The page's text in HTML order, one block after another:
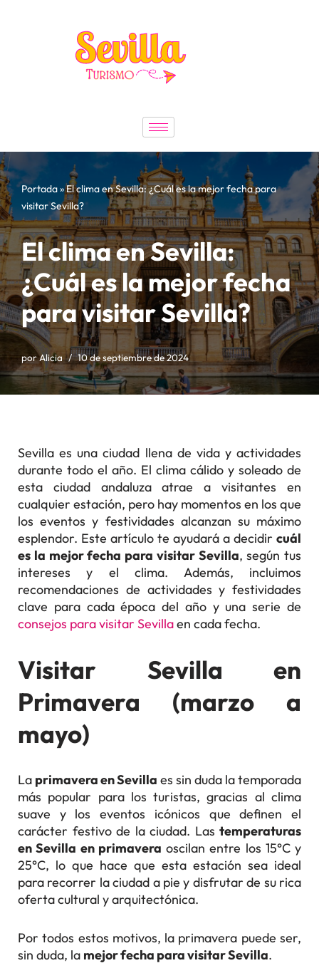
Portada»El clima en Sevilla: ¿Cuál es la mejor fecha para
visitar Sevilla?
El clima en Sevilla:
¿Cuál es la mejor fecha
para visitar Sevilla?
porAlicia 10 de septiembre de 2024
Sevilla es una ciudad llena de vida y actividades
durante todo el año. El clima cálido y soleado de
esta ciudad andaluza atrae a visitantes en
cualquier estación, pero hay momentos en los que
los eventos y festividades alcanzan su máximo
esplendor. Este artículo te ayudará a decidir cuál
es la mejor fecha para visitar Sevilla, según tus
intereses y el clima. Además, incluimos
recomendaciones de actividades y festividades
clave para cada época del año y una serie de
consejos para visitar Sevillaen cada fecha.
Visitar Sevilla en
Primavera (marzo a
mayo)
La primavera en Sevilla es sin duda la temporada
más popular para los turistas, gracias al clima
suave y los eventos icónicos que definen el
carácter festivo de la ciudad. Las temperaturas
en Sevilla en primavera oscilan entre los 15°C y
25°C, lo que hace que esta estación sea ideal
para recorrer la ciudad a pie y disfrutar de su rica
oferta cultural y arquitectónica.
Por todos estos motivos, la primavera puede ser,
sin duda, la mejor fecha para visitar Sevilla.